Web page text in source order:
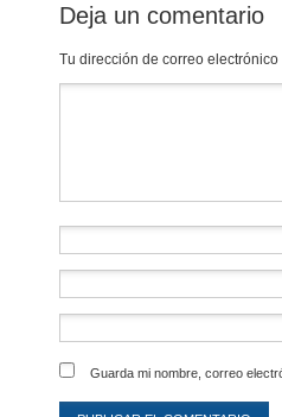
Deja un comentario
Tu dirección de correo
Guarda mi nombre, correo